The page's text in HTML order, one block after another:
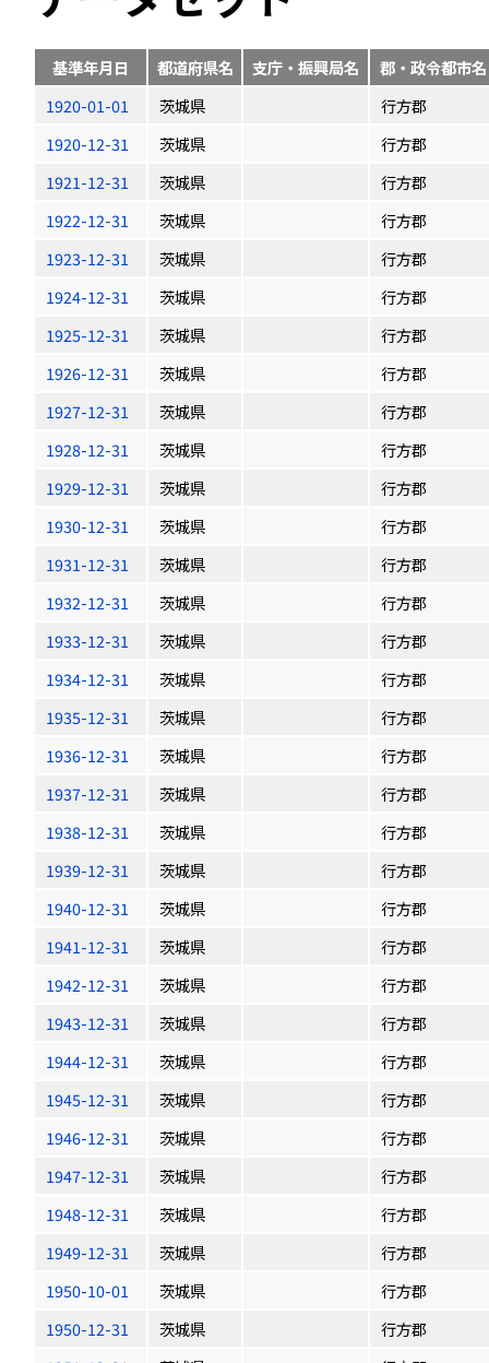
基準年月日 都道府県名 支庁・振興局名
郡・政令都市名
1920-01-01
茨城県
行方郡
1920-12-31
茨城県
行方郡
1921-12-31
茨城県
行方郡
1922-12-31
茨城県
行方郡
1923-12-31
茨城県
行方郡
1924-12-31
茨城県
行方郡
1925-12-31
茨城県
行方郡
1926-12-31
茨城県
行方郡
1927-12-31
茨城県
行方郡
1928-12-31
茨城県
行方郡
1929-12-31
茨城県
行方郡
1930-12-31
茨城県
行方郡
1931-12-31
茨城県
行方郡
1932-12-31
茨城県
行方郡
1933-12-31
茨城県
行方郡
1934-12-31
茨城県
行方郡
1935-12-31
茨城県
行方郡
1936-12-31
茨城県
行方郡
1937-12-31
茨城県
行方郡
1938-12-31
茨城県
行方郡
1939-12-31
茨城県
行方郡
1940-12-31
茨城県
行方郡
1941-12-31
茨城県
行方郡
1942-12-31
茨城県
行方郡
1943-12-31
茨城県
行方郡
1944-12-31
茨城県
行方郡
1945-12-31
茨城県
行方郡
1946-12-31
茨城県
行方郡
1947-12-31
茨城県
行方郡
1948-12-31
茨城県
行方郡
1949-12-31
茨城県
行方郡
1950-10-01
茨城県
行方郡
1950-12-31
茨城県
行方郡